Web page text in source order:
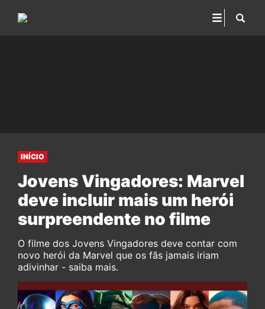
INÍCIO
Jovens Vingadores: Marvel
deve incluir mais um herói
surpreendente no filme
O filme dos Jovens Vingadores deve contar com
novo herói da Marvel que os fãs jamais iriam
adivinhar - saiba mais.